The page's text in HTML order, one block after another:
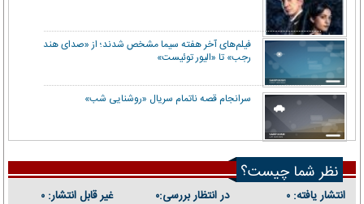
فیلم‌های آخر هفته سیما مشخص شدند؛ از «صدای هند
رجب» تا «الیور توئیست»
سرانجام قصه ناتمام سریال «روشنایی شب»
نظر شما چیست؟
انتشار یافته: ۰ در انتظار بررسی:۰ غیر قابل انتشار: ۰